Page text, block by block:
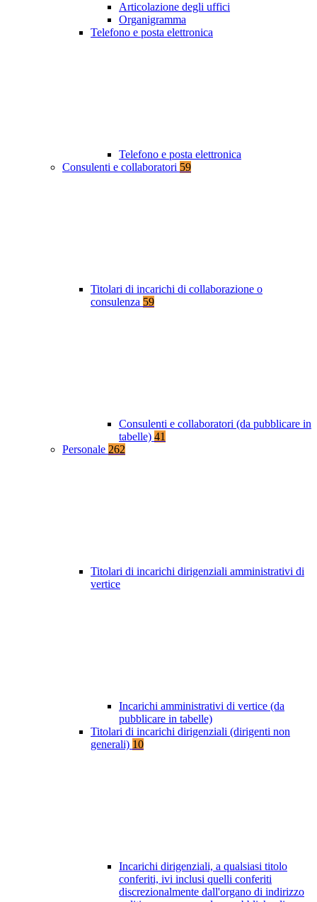
Articolazione degli uffici
Organigramma
Telefono e posta elettronica
Telefono e posta elettronica
Consulenti e collaboratori 59
Titolari di incarichi di collaborazione o
consulenza 59
Consulenti e collaboratori (da pubblicare in
tabelle) 41
Personale 262
Titolari di incarichi dirigenziali amministrativi di
vertice
Incarichi amministrativi di vertice (da
pubblicare in tabelle)
Titolari di incarichi dirigenziali (dirigenti non
generali) 10
Incarichi dirigenziali, a qualsiasi titolo
conferiti, ivi inclusi quelli conferiti
discrezionalmente dall'organo di indirizzo